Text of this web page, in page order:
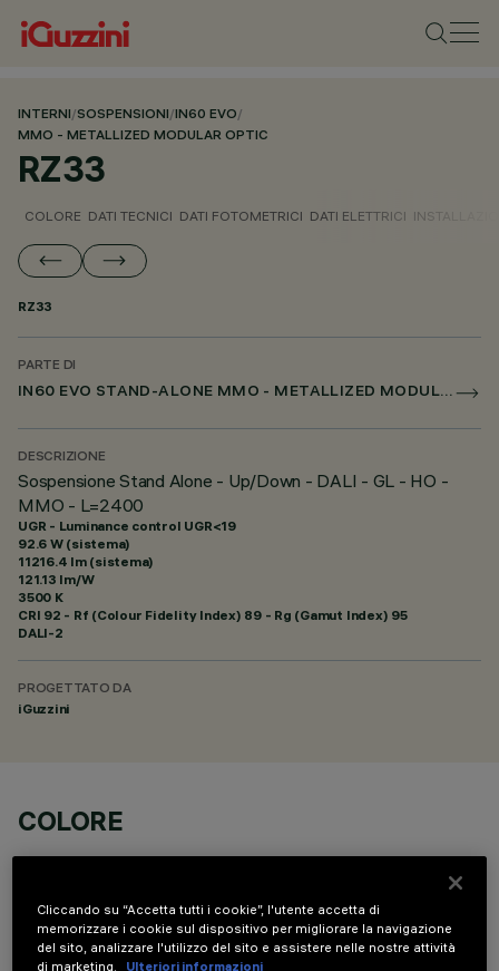
INTERNI/SOSPENSIONI/IN60 EVO/
MMO - METALLIZED MODULAR OPTIC
RZ33
COLORE DATI TECNICI DATI FOTOMETRICI DATI ELETTRICI
RZ33
PARTE DI
IN60 EVO STAND-ALONE MMO - METALLIZED MODULAR OPTIC
DESCRIZIONE
Sospensione Stand Alone - Up/Down - DALI - GL - HO -
MMO - L=2400
UGR - Luminance control UGR<19
92.6 W (sistema)
11216.4 lm (sistema)
121.13 lm/W
3500 K
CRI 92 - Rf (Colour Fidelity Index) 89 - Rg (Gamut Index) 95
DALI-2
PROGETTATO DA
iGuzzini
COLORE
Cliccando su “Accetta tutti i cookie”, l'utente accetta di
memorizzare i cookie sul dispositivo per migliorare la navigazione
del sito, analizzare l'utilizzo del sito e assistere nelle nostre attività
di marketing.
Ulteriori informazioni